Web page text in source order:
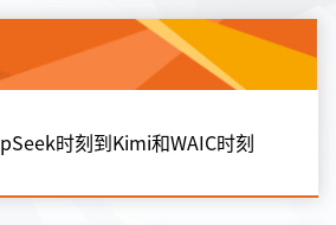
时刻到Kimi和WAIC时刻